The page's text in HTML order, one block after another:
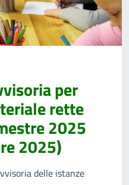
per
rette
2025
2025)
delle istanze